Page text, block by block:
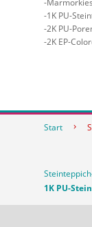
1K PU-
2K PU-
2K EP-
Start
1K PU-